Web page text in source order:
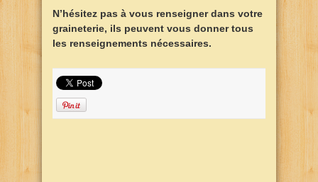
N’hésitez pas à vous renseigner dans votre
graineterie, ils peuvent vous donner tous
les renseignements nécessaires.